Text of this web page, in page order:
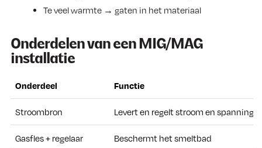
Te veel warmte → gaten in het materiaal
Onderdelen van een MIG/MAG
installatie
Onderdeel Functie
Stroombron Levert en regelt stroom en spanning
Gasfles + regelaar Beschermt het smeltbad